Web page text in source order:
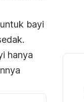
bayi
hanya